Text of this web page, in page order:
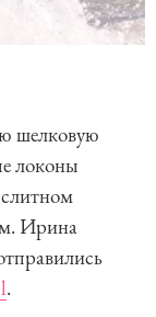
шелковую
локоны
слитном
Ирина
.